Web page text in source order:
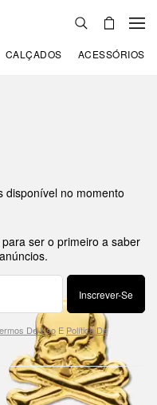
CALÇADOS ACESSÓRIOS
disponível no momento
ser o primeiro a saber
Inscrever-Se
De Uso E Política De